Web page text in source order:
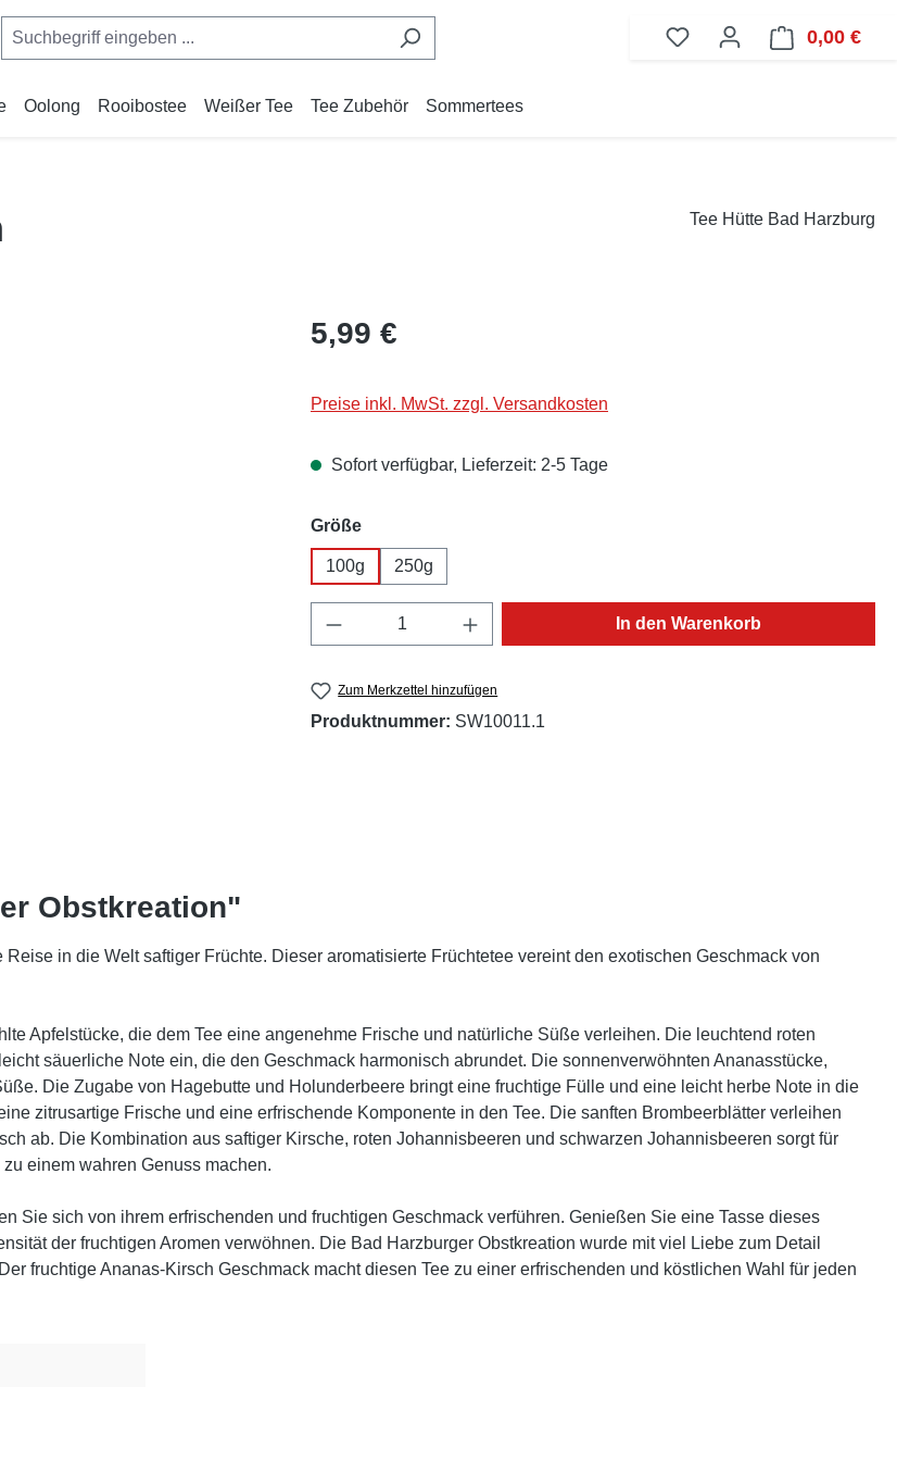
0,00 €
Oolong Rooibostee Weißer Tee Tee Zubehör Sommertees
Tee Hütte Bad Harzburg
Regulärer Preis:
5,99 €
Preise inkl. MwSt. zzgl. Versandkosten
Sofort verfügbar, Lieferzeit: 2-5 Tage
Größeauswählen
100g 250g
Produkt Anzahl: Gib den gewünschten Wert ein
In den Warenkorb
Zum Merkzettel hinzufügen
Produktnummer: SW10011.1
Obstkreation"
in die Welt saftiger Früchte. Dieser aromatisierte Früchtetee vereint den exotischen Geschmack von
Apfelstücke, die dem Tee eine angenehme Frische und natürliche Süße verleihen. Die leuchtend roten
säuerliche Note ein, die den Geschmack harmonisch abrundet. Die sonnenverwöhnten Ananasstücke,
Die Zugabe von Hagebutte und Holunderbeere bringt eine fruchtige Fülle und eine leicht herbe Note in die
zitrusartige Frische und eine erfrischende Komponente in den Tee. Die sanften Brombeerblätter verleihen
ab. Die Kombination aus saftiger Kirsche, roten Johannisbeeren und schwarzen Johannisbeeren sorgt für
einem wahren Genuss machen.
Sie sich von ihrem erfrischenden und fruchtigen Geschmack verführen. Genießen Sie eine Tasse dieses
der fruchtigen Aromen verwöhnen. Die Bad Harzburger Obstkreation wurde mit viel Liebe zum Detail
fruchtige Ananas-Kirsch Geschmack macht diesen Tee zu einer erfrischenden und köstlichen Wahl für jeden